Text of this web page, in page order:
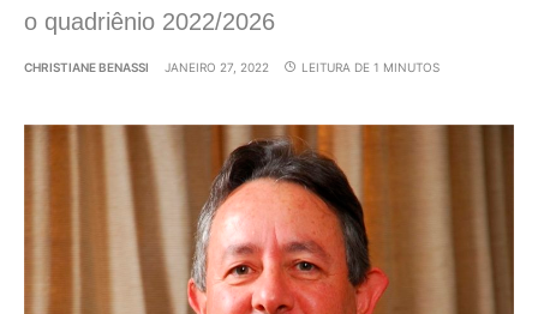
o quadriênio 2022/2026
CHRISTIANE BENASSI JANEIRO 27, 2022 LEITURA DE 1 MINUTOS